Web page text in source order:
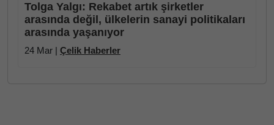
Tolga Yalgı: Rekabet artık şirketler
arasında değil, ülkelerin sanayi politikaları
arasında yaşanıyor
24 Mar | Çelik Haberler